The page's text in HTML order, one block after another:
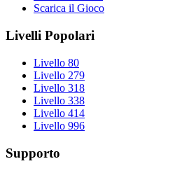
Scarica il Gioco
Livelli Popolari
Livello 80
Livello 279
Livello 318
Livello 338
Livello 414
Livello 996
Supporto